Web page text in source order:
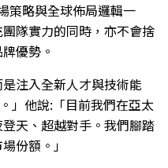
策略與全球佈局邏輯一
隊實力的同時，亦不會捨
優勢。
注入全新人才與技術能
」他說:「目前我們在亞太
天、超越對手。我們腳踏
份額。」